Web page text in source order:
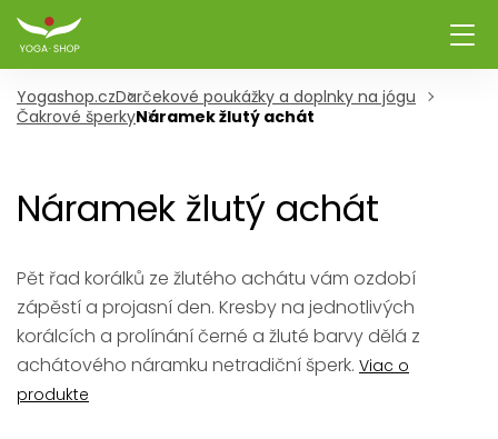
Yogashop.czDarčekové poukážky a doplnky na jógu
Čakrové šperkyNáramek žlutý achát
Náramek žlutý achát
Pět řad korálků ze žlutého achátu vám ozdobí
zápěstí a projasní den. Kresby na jednotlivých
korálcích a prolínání černé a žluté barvy dělá z
achátového náramku netradiční šperk. Viac o
produkte